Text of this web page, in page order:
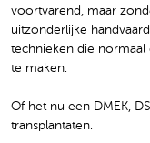
voortvarend, maar
uitzonderlijke
technieken die
te maken.
Of het nu een DMEK,
transplantaten.